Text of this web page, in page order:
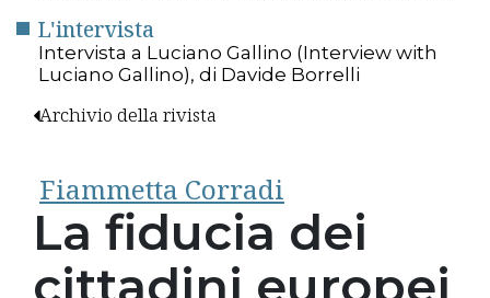
L'intervista
Intervista a Luciano Gallino (Interview with
Luciano Gallino), di Davide Borrelli
Archivio della rivista
Fiammetta Corradi
La fiducia dei
cittadini europei